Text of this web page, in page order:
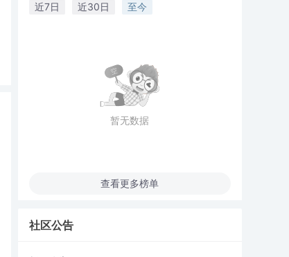
近7日 近30日 至今
暂无数据
查看更多榜单
社区公告